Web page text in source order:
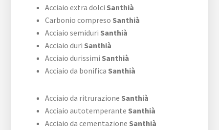
Acciaio extra dolci Santhià
Carbonio compreso Santhià
Acciaio semiduri Santhià
Acciaio duri Santhià
Acciaio durissimi Santhià
Acciaio da bonifica Santhià
Acciaio da ritrurazione Santhià
Acciaio autotemperante Santhià
Acciaio da cementazione Santhià